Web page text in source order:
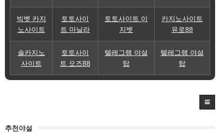
빅벳 카지
노사이트
토토사이
트 마닐라
토토사이트 이
지벳
카지노사이트
유로88
솔카지노
사이트
토토사이
트 오즈88
텔레그램 야설
탑
텔레그램 야설
탑
추천야설